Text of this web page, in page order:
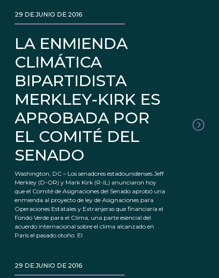
LA ENMIENDA
CLIMÁTICA
BIPARTIDISTA
MERKLEY-KIRK ES
APROBADA POR
EL COMITÉ DEL
SENADO
29 DE JUNIO DE 2016
Washington, DC – Los senadores estadounidenses Jeff
Merkley (D-OR) y Mark Kirk (R-IL) anunciaron hoy
que el Comité de Asignaciones del Senado aprobó una
enmienda al proyecto de ley de Asignaciones para
Operaciones Estatales y Extranjeras que financiaría el
Fondo Verde para el Clima, una parte esencial del
acuerdo internacional sobre el clima alcanzado en
París el pasado otoño. El
29 DE JUNIO DE 2016